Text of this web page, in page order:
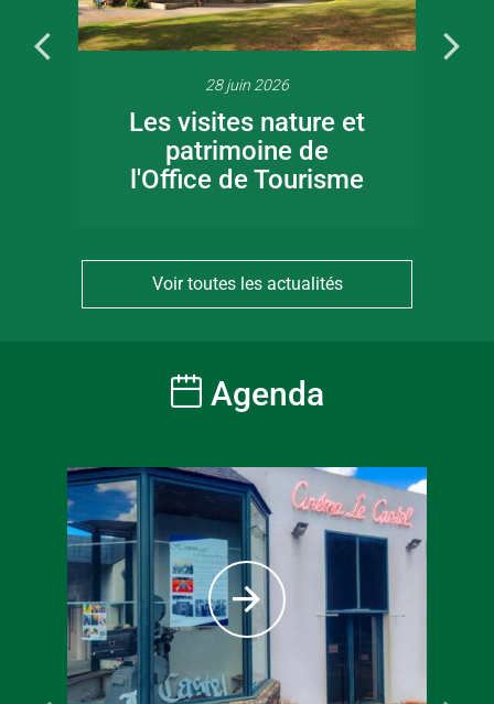
28 juin 2026
Les visites nature et
patrimoine de
l'Office de Tourisme
Voir toutes les actualités
Agenda